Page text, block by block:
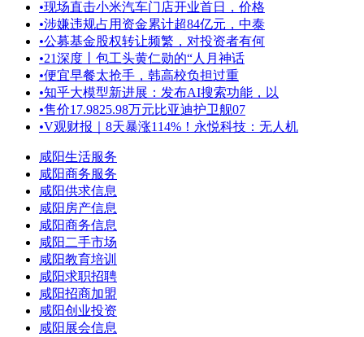
•现场直击小米汽车门店开业首日，价格
•涉嫌违规占用资金累计超84亿元，中泰
•公募基金股权转让频繁，对投资者有何
•21深度丨包工头黄仁勋的“人月神话
•便宜早餐太抢手，韩高校负担过重
•知乎大模型新进展：发布AI搜索功能，以
•售价17.9825.98万元比亚迪护卫舰07
•V观财报｜8天暴涨114%！永悦科技：无人机
咸阳生活服务
咸阳商务服务
咸阳供求信息
咸阳房产信息
咸阳商务信息
咸阳二手市场
咸阳教育培训
咸阳求职招聘
咸阳招商加盟
咸阳创业投资
咸阳展会信息